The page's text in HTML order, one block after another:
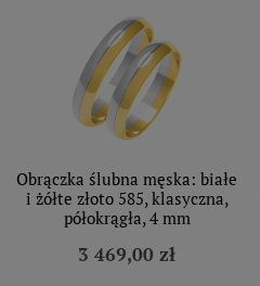
Obrączka ślubna męska: białe
i żółte złoto 585, klasyczna,
półokrągła, 4 mm
3 469,00 zł